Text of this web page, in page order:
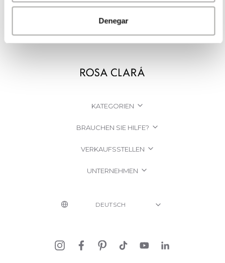
Denegar
KATEGORIEN
BRAUCHEN SIE HILFE?
VERKAUFSSTELLEN
UNTERNEHMEN